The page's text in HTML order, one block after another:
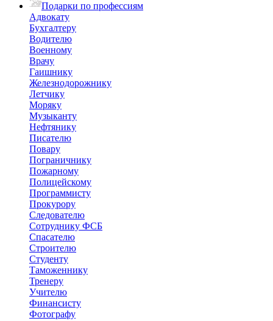
Подарки по профессиям
Адвокату
Бухгалтеру
Водителю
Военному
Врачу
Гаишнику
Железнодорожнику
Летчику
Моряку
Музыканту
Нефтянику
Писателю
Повару
Пограничнику
Пожарному
Полицейскому
Программисту
Прокурору
Следователю
Сотруднику ФСБ
Спасателю
Строителю
Студенту
Таможеннику
Тренеру
Учителю
Финансисту
Фотографу